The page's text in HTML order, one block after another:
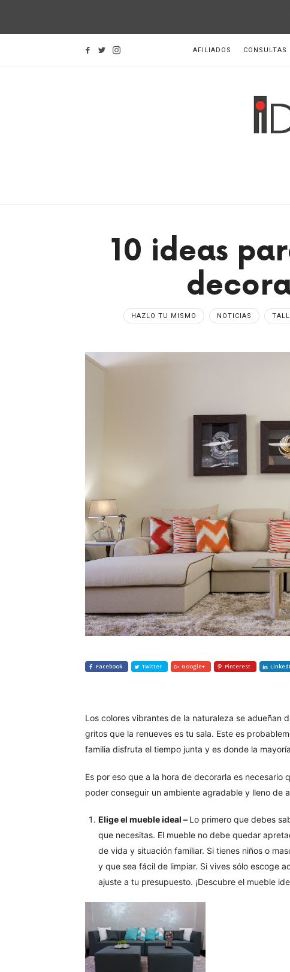
AFILIADOS CONSULTAS
10 ideas
HAZLO TU MISMO NOTICIAS
Facebook Twitter Google+ Pinterest
Los colores vibrantes de la naturaleza se adueñan
gritos que la renueves es tu sala. Este es
familia disfruta el tiempo junta y es donde la
Es por eso que a la hora de decorarla es
poder conseguir un ambiente agradable y lleno de
Elige el mueble ideal – Lo primero que debes
que necesitas. El mueble no debe quedar
de vida y situación familiar. Si tienes niños o
y que sea fácil de limpiar. Si vives sólo escoge
ajuste a tu presupuesto. ¡Descubre el mueble